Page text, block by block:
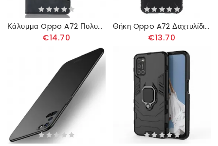
Κάλυμμα Oppo A72 Πολυκάρτα Πρώτης Θέσης
€14.70
Θήκη Oppo A72 Δαχτυλίδι Και Ανθρακονήματα
€13.70